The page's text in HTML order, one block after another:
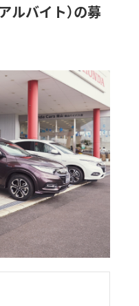
ルバイト）の募